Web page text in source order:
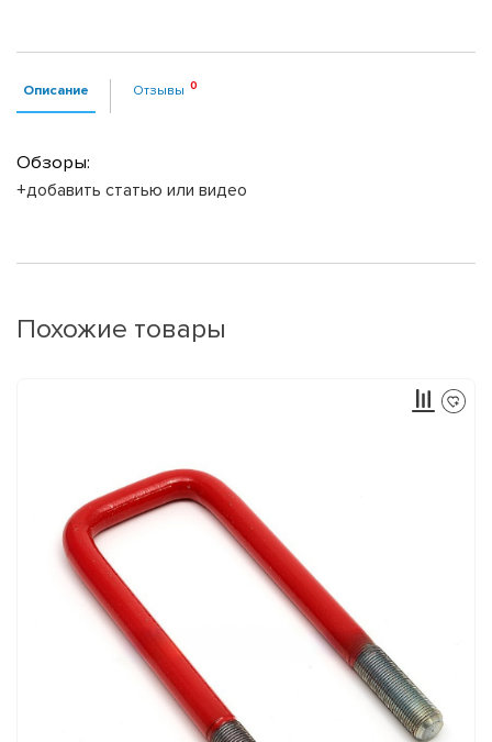
Описание Отзывы
Обзоры:
+добавить статью или видео
Похожие товары